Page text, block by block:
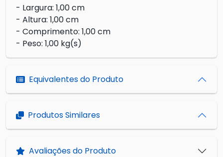
- Largura: 1,00 cm
- Altura: 1,00 cm
- Comprimento: 1,00 cm
- Peso: 1,00 kg(s)
Equivalentes do Produto
Produtos Similares
Avaliações do Produto